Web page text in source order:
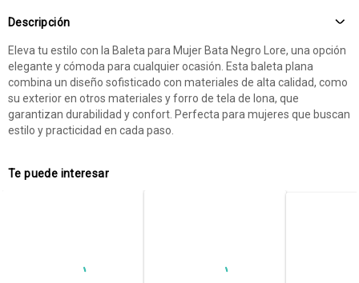
Descripción
Eleva tu estilo con la Baleta para Mujer Bata Negro Lore, una opción
elegante y cómoda para cualquier ocasión. Esta baleta plana
combina un diseño sofisticado con materiales de alta calidad, como
su exterior en otros materiales y forro de tela de lona, que
garantizan durabilidad y confort. Perfecta para mujeres que buscan
estilo y practicidad en cada paso.
Te puede interesar